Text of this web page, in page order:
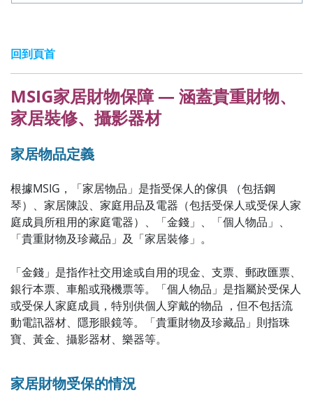
回到頁首
MSIG家居財物保障 — 涵蓋貴重財物、
家居裝修、攝影器材
家居物品定義
根據MSIG，「家居物品」是指受保人的傢俱 （包括鋼
琴）、家居陳設、家庭用品及電器（包括受保人或受保人家
庭成員所租用的家庭電器）、「金錢」、「個人物品」、
「貴重財物及珍藏品」及「家居裝修」。
「金錢」是指作社交用途或自用的現金、支票、郵政匯票、
銀行本票、車船或飛機票等。「個人物品」是指屬於受保人
或受保人家庭成員，特別供個人穿戴的物品 ，但不包括流
動電訊器材、隱形眼鏡等。「貴重財物及珍藏品」則指珠
寶、黃金、攝影器材、樂器等。
家居財物受保的情況